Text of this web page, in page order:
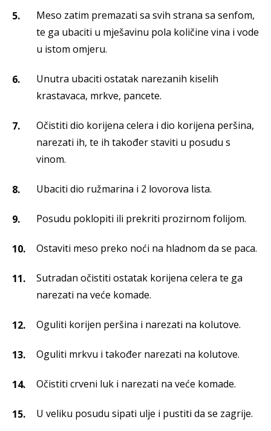
Meso zatim premazati sa svih strana sa senfom,
te ga ubaciti u mješavinu pola količine vina i vode
u istom omjeru.
Unutra ubaciti ostatak narezanih kiselih
krastavaca, mrkve, pancete.
Očistiti dio korijena celera i dio korijena peršina,
narezati ih, te ih također staviti u posudu s
vinom.
Ubaciti dio ružmarina i 2 lovorova lista.
Posudu poklopiti ili prekriti prozirnom folijom.
Ostaviti meso preko noći na hladnom da se paca.
Sutradan očistiti ostatak korijena celera te ga
narezati na veće komade.
Oguliti korijen peršina i narezati na kolutove.
Oguliti mrkvu i također narezati na kolutove.
Očistiti crveni luk i narezati na veće komade.
U veliku posudu sipati ulje i pustiti da se zagrije.